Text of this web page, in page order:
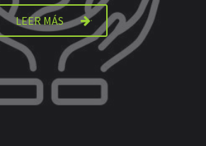
LEER MÁS